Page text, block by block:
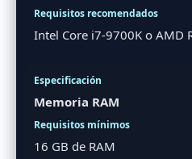
Intel Core i7-9700K o AMD
Memoria RAM
16 GB de RAM